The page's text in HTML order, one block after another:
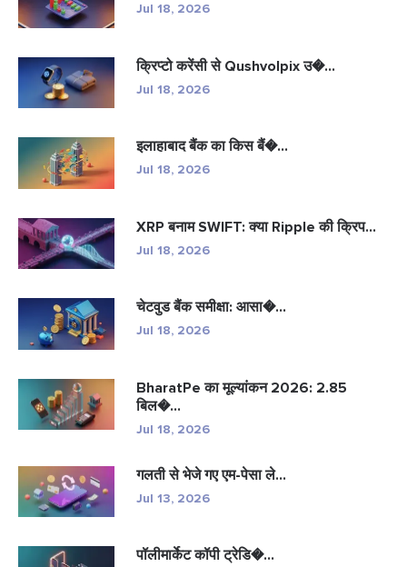
Jul 18, 2026
क्रिप्टो करेंसी से Qushvolpix उ�...
Jul 18, 2026
इलाहाबाद बैंक का किस बैं�...
Jul 18, 2026
XRP बनाम SWIFT: क्या Ripple की क्रिप...
Jul 18, 2026
चेटवुड बैंक समीक्षा: आसा�...
Jul 18, 2026
BharatPe का मूल्यांकन 2026: 2.85
बिल�...
Jul 18, 2026
गलती से भेजे गए एम-पेसा ले...
Jul 13, 2026
पॉलीमार्केट कॉपी ट्रेडि�...